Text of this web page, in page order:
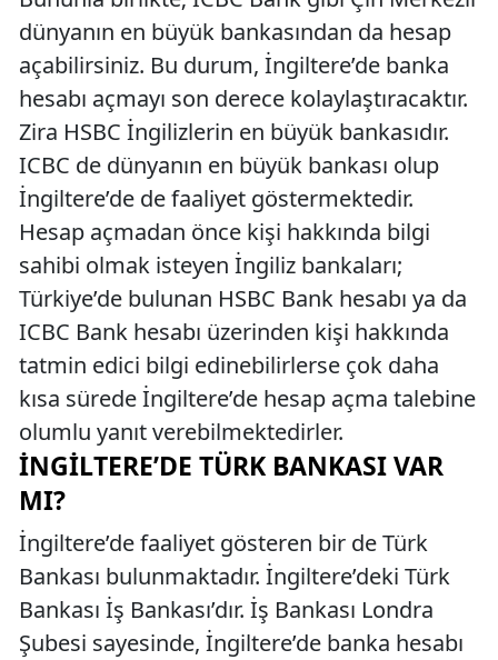
dünyanın en büyük bankasından da hesap
açabilirsiniz. Bu durum, İngiltere’de banka
hesabı açmayı son derece kolaylaştıracaktır.
Zira HSBC İngilizlerin en büyük bankasıdır.
ICBC de dünyanın en büyük bankası olup
İngiltere’de de faaliyet göstermektedir.
Hesap açmadan önce kişi hakkında bilgi
sahibi olmak isteyen İngiliz bankaları;
Türkiye’de bulunan HSBC Bank hesabı ya da
ICBC Bank hesabı üzerinden kişi hakkında
tatmin edici bilgi edinebilirlerse çok daha
kısa sürede İngiltere’de hesap açma talebine
olumlu yanıt verebilmektedirler.
İNGILTERE’DE TÜRK BANKASI VAR
MI?
İngiltere’de faaliyet gösteren bir de Türk
Bankası bulunmaktadır. İngiltere’deki Türk
Bankası İş Bankası’dır. İş Bankası Londra
Şubesi sayesinde, İngiltere’de banka hesabı